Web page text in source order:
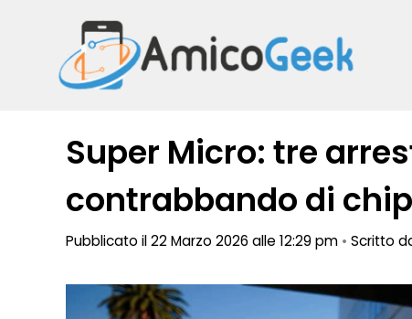
contenuto
Super Micro: tre
contrabbando di
Pubblicato il 22 Marzo 2026 alle 12:29 pm • Scritto